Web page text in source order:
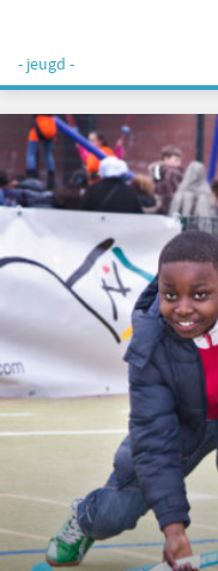
- jeugd -